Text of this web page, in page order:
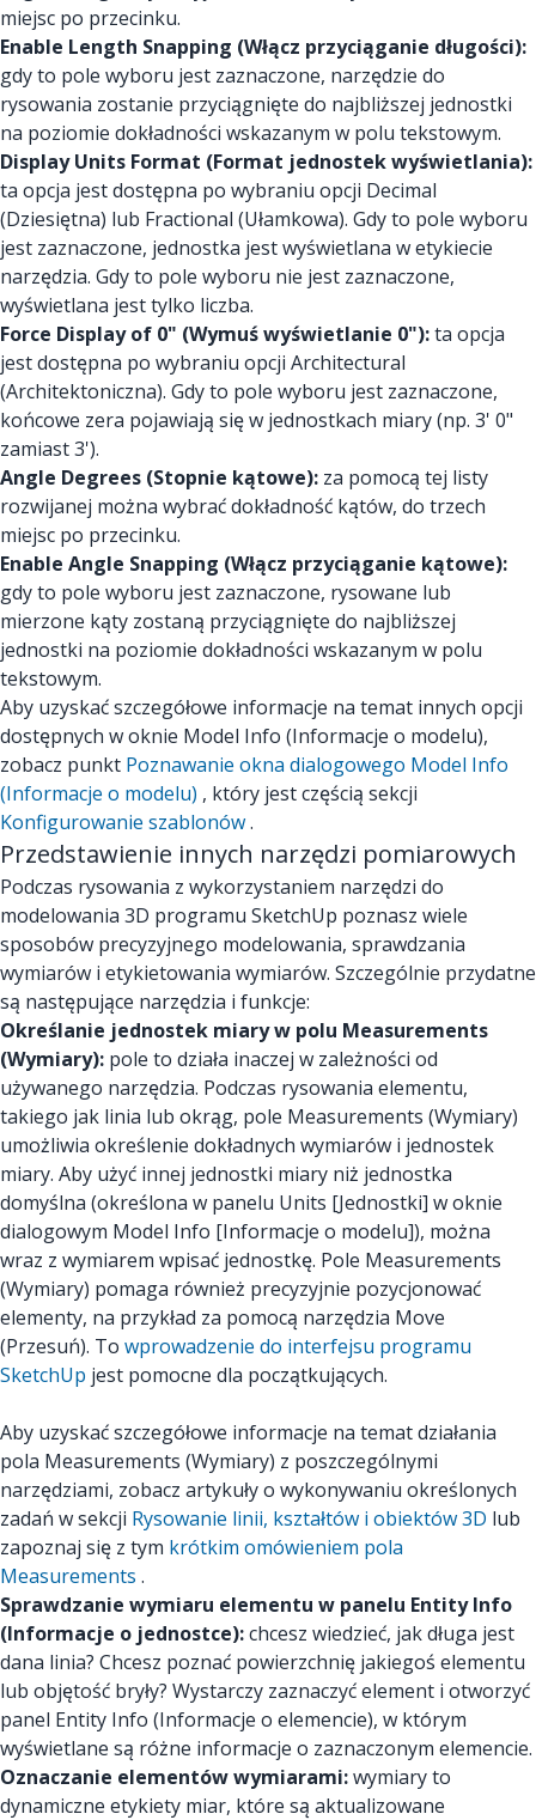
miejsc po przecinku.
Enable Length Snapping (Włącz przyciąganie długości):
gdy to pole wyboru jest zaznaczone, narzędzie do
rysowania zostanie przyciągnięte do najbliższej jednostki
na poziomie dokładności wskazanym w polu tekstowym.
Display Units Format (Format jednostek wyświetlania):
ta opcja jest dostępna po wybraniu opcji Decimal
(Dziesiętna) lub Fractional (Ułamkowa). Gdy to pole wyboru
jest zaznaczone, jednostka jest wyświetlana w etykiecie
narzędzia. Gdy to pole wyboru nie jest zaznaczone,
wyświetlana jest tylko liczba.
Force Display of 0" (Wymuś wyświetlanie 0"):ta opcja
jest dostępna po wybraniu opcji Architectural
(Architektoniczna). Gdy to pole wyboru jest zaznaczone,
końcowe zera pojawiają się w jednostkach miary (np. 3' 0"
zamiast 3').
Angle Degrees (Stopnie kątowe): za pomocą tej listy
rozwijanej można wybrać dokładność kątów, do trzech
miejsc po przecinku.
Enable Angle Snapping (Włącz przyciąganie kątowe):
gdy to pole wyboru jest zaznaczone, rysowane lub
mierzone kąty zostaną przyciągnięte do najbliższej
jednostki na poziomie dokładności wskazanym w polu
tekstowym.
Aby uzyskać szczegółowe informacje na temat innych opcji
dostępnych w oknie Model Info (Informacje o modelu),
zobacz punkt Poznawanie okna dialogowego Model Info
(Informacje o modelu) , który jest częścią sekcji
Konfigurowanie szablonów.
Przedstawienie innych narzędzi pomiarowych
Podczas rysowania z wykorzystaniem narzędzi do
modelowania 3D programu SketchUp poznasz wiele
sposobów precyzyjnego modelowania, sprawdzania
wymiarów i etykietowania wymiarów. Szczególnie przydatne
są następujące narzędzia i funkcje:
Określanie jednostek miary w polu Measurements
(Wymiary): pole to działa inaczej w zależności od
używanego narzędzia. Podczas rysowania elementu,
takiego jak linia lub okrąg, pole Measurements (Wymiary)
umożliwia określenie dokładnych wymiarów i jednostek
miary. Aby użyć innej jednostki miary niż jednostka
domyślna (określona w panelu Units [Jednostki] w oknie
dialogowym Model Info [Informacje o modelu]), można
wraz z wymiarem wpisać jednostkę. Pole Measurements
(Wymiary) pomaga również precyzyjnie pozycjonować
elementy, na przykład za pomocą narzędzia Move
(Przesuń). To wprowadzenie do interfejsu programu
SketchUp jest pomocne dla początkujących.
Aby uzyskać szczegółowe informacje na temat działania
pola Measurements (Wymiary) z poszczególnymi
narzędziami, zobacz artykuły o wykonywaniu określonych
zadań w sekcji Rysowanie linii, kształtów i obiektów 3D lub
zapoznaj się z tym krótkim omówieniem pola
Measurements .
Sprawdzanie wymiaru elementu w panelu Entity Info
(Informacje o jednostce):chcesz wiedzieć, jak długa jest
dana linia? Chcesz poznać powierzchnię jakiegoś elementu
lub objętość bryły? Wystarczy zaznaczyć element i otworzyć
panel Entity Info (Informacje o elemencie), w którym
wyświetlane są różne informacje o zaznaczonym elemencie.
Oznaczanie elementów wymiarami:wymiary to
dynamiczne etykiety miar, które są aktualizowane